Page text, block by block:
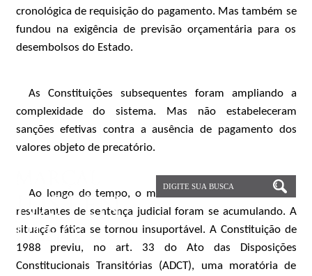
cronológica de requisição do pagamento. Mas também se
fundou na exigência de previsão orçamentária para os
desembolsos do Estado.
As Constituições subsequentes foram ampliando a
complexidade do sistema. Mas não estabeleceram
sanções efetivas contra a ausência de pagamento dos
valores objeto de precatório.
Ao longo do tempo, o montante das dívidas estatais
resultantes de sentença judicial foram se acumulando. A
situação fática se tornou insuportável. A Constituição de
1988 previu, no art. 33 do Ato das Disposições
Constitucionais Transitórias (ADCT), uma moratória de